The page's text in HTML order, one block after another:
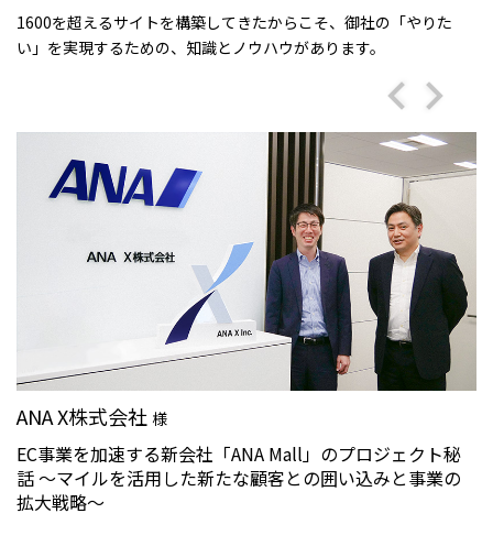
1600を超えるサイトを構築してきたからこそ、御社の「やりた
い」を実現するための、知識とノウハウがあります。
ANA X株式会社 様
EC事業を加速する新会社「ANA Mall」のプロジェクト秘
話 〜マイルを活用した新たな顧客との囲い込みと事業の
拡大戦略〜